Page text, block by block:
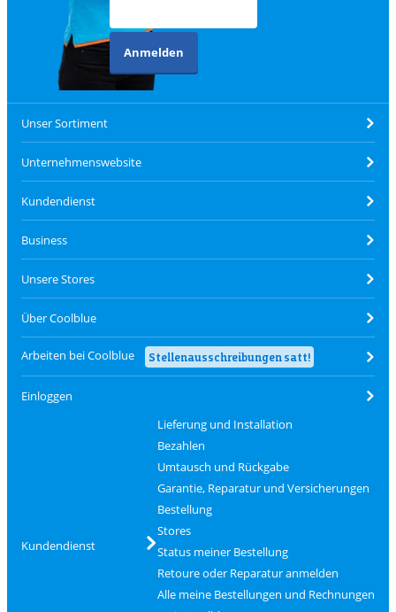
Anmelden
Unser Sortiment
Unternehmenswebsite
Kundendienst
Business
Unsere Stores
Über Coolblue
Arbeiten bei Coolblue Stellenausschreibungen satt!
Einloggen
Kundendienst
Lieferung und Installation
Bezahlen
Umtausch und Rückgabe
Garantie, Reparatur und Versicherungen
Bestellung
Stores
Status meiner Bestellung
Retoure oder Reparatur anmelden
Alle meine Bestellungen und Rechnungen